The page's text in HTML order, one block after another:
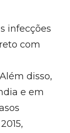
infecções
com
disso,
e em